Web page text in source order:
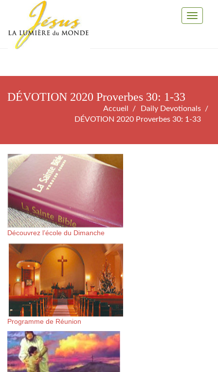
Toggle
DÉVOTION 2020 Proverbes 30: 1-33
Accueil
Daily Devotionals
DÉVOTION 2020 Proverbes 30: 1-33
Découvrez l’école du Dimanche
Programme de Réunion